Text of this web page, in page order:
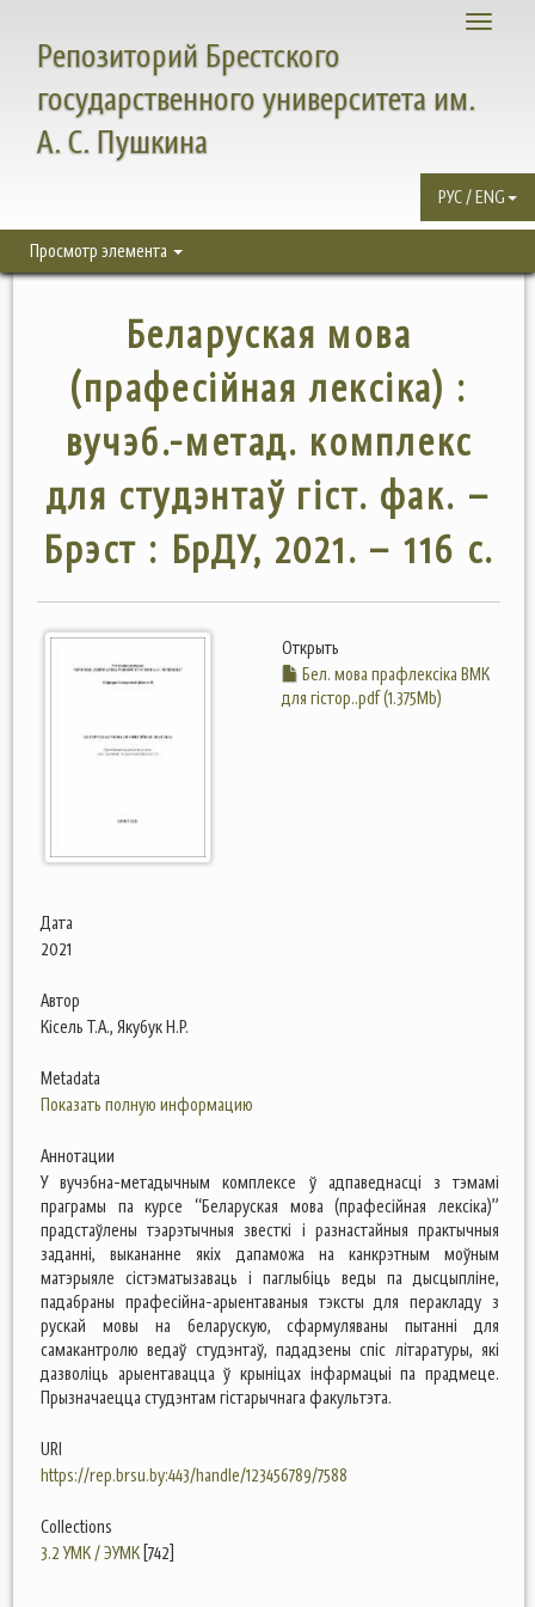
Toggle
Репозиторий Брестского
государственного университета им.
А. С. Пушкина
РУС / ENG
Просмотр элемента
Беларуская мова
(прафесійная лексіка) :
вучэб.-метад. комплекс
для студэнтаў гіст. фак. –
Брэст : БрДУ, 2021. – 116 с.
Открыть
Бел. мова прафлексіка ВМК
для гістор..pdf (1.375Mb)
Дата
2021
Автор
Кісель Т.А., Якубук Н.Р.
Metadata
Показать полную информацию
Аннотации
У вучэбна-метадычным комплексе ў адпаведнасці з тэмамі
праграмы па курсе “Беларуская мова (прафесійная лексіка)”
прадстаўлены тэарэтычныя звесткі і разнастайныя практычныя
заданні, выкананне якіх дапаможа на канкрэтным моўным
матэрыяле сістэматызаваць і паглыбіць веды па дысцыпліне,
падабраны прафесійна-арыентаваныя тэксты для перакладу з
рускай мовы на беларускую, сфармуляваны пытанні для
самакантролю ведаў студэнтаў, пададзены спіс літаратуры, які
дазволіць арыентавацца ў крыніцах інфармацыі па прадмеце.
Прызначаецца студэнтам гістарычнага факультэта.
URI
https://rep.brsu.by:443/handle/123456789/7588
Collections
3.2 УМК / ЭУМК [742]